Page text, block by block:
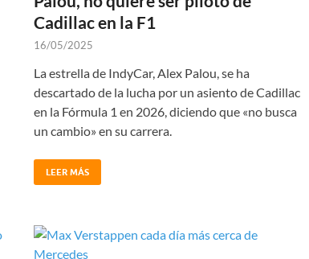
Cadillac en la F1
16/05/2025
La estrella de IndyCar, Alex Palou, se ha
descartado de la lucha por un asiento de Cadillac
en la Fórmula 1 en 2026, diciendo que «no busca
un cambio» en su carrera.
LEER MÁS